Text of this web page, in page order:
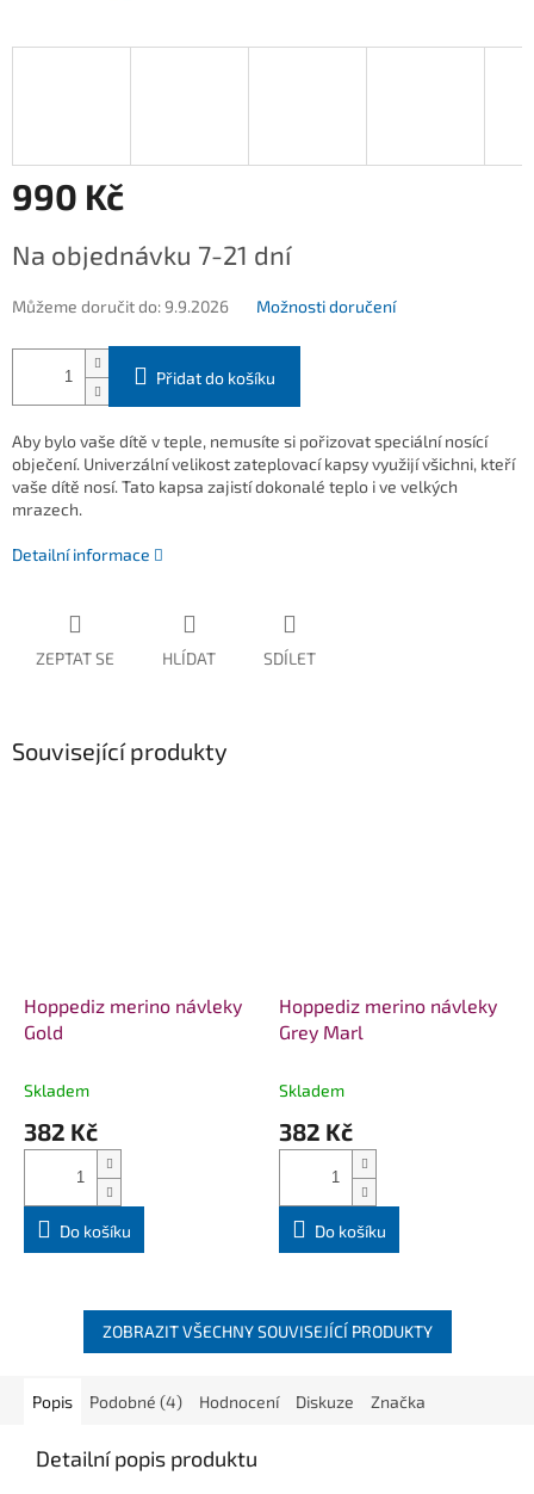
990 Kč
cena:
Na objednávku 7-21 dní
Můžeme doručit do:9.9.2026 Možnosti doručení
Přidat do košíku
Aby bylo vaše dítě v teple, nemusíte si pořizovat speciální nosící
obječení. Univerzální velikost zateplovací kapsy využijí všichni, kteří
vaše dítě nosí. Tato kapsa zajistí dokonalé teplo i ve velkých
mrazech.
Detailní informace
ZEPTAT SE HLÍDAT SDÍLET
Související produkty
Hoppediz merino návleky
Gold
Skladem
382 Kč
Do košíku
Hoppediz merino návleky
Grey Marl
Skladem
382 Kč
Do košíku
ZOBRAZIT VŠECHNY SOUVISEJÍCÍ PRODUKTY
Popis Podobné (4) Hodnocení Diskuze Značka
Detailní popis produktu